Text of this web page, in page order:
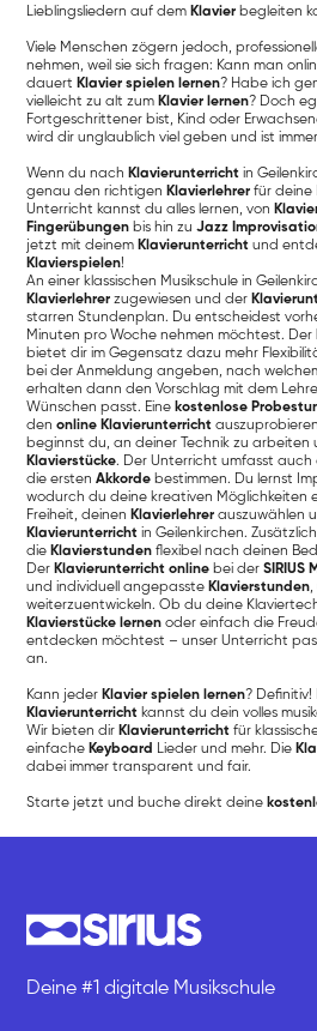
Lieblingsliedern auf dem Klavier begleiten
Viele Menschen zögern jedoch,
nehmen, weil sie sich fragen: Kann man
dauert Klavier spielen lernen? Habe ich
vielleicht zu alt zum Klavier lernen? Doch
Fortgeschrittener bist, Kind oder
wird dir unglaublich viel geben und ist
Wenn du nach Klavierunterricht in
genau den richtigen Klavierlehrer für deine
Unterricht kannst du alles lernen, von
Fingerübungen bis hin zuJazz
jetzt mit deinem Klavierunterricht und
Klavierspielen!
An einer klassischen Musikschule in
Klavierlehrer zugewiesen und der
starren Stundenplan. Du entscheidest
Minuten pro Woche nehmen möchtest. Der
bietet dir im Gegensatz dazu mehr
bei der Anmeldung angeben, nach
erhalten dann den Vorschlag mit dem
Wünschen passt. Eine kostenlose
denonline Klavierunterricht
beginnst du, an deiner Technik zu arbeiten
Klavierstücke. Der Unterricht umfasst auch
die erstenAkkorde bestimmen. Du lernst
wodurch du deine kreativen Möglichkeiten
Freiheit, deinen Klavierlehrer auszuwählen
Klavierunterricht in Geilenkirchen.
die Klavierstunden flexibel nach deinen
Der Klavierunterricht online bei derSIRIUS
und individuell angepasste Klavierstunden,
weiterzuentwickeln. Ob du deine
Klavierstücke lernen oder einfach die
entdecken möchtest – unser Unterricht
an.
Kann jeder Klavier spielen lernen?
Klavierunterricht kannst du dein volles
Wir bieten dir Klavierunterricht für
einfache Keyboard Lieder und mehr. Die
dabei immer transparent und fair.
Starte jetzt und buche direkt deine
Deine #1 digitale Musikschule